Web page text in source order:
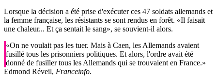
Lorsque la décision a été prise d'exécuter ces 47 soldats allemands et
la femme française, les résistants se sont rendus en forêt. «Il faisait
une chaleur... Et ça sentait le sang», se souvient-il alors.
«On ne voulait pas les tuer. Mais à Caen, les Allemands avaient
fusillé tous les prisonniers politiques. Et alors, l'ordre avait été
donné de fusiller tous les Allemands qui se trouvaient en France.»
Edmond Réveil, Franceinfo.